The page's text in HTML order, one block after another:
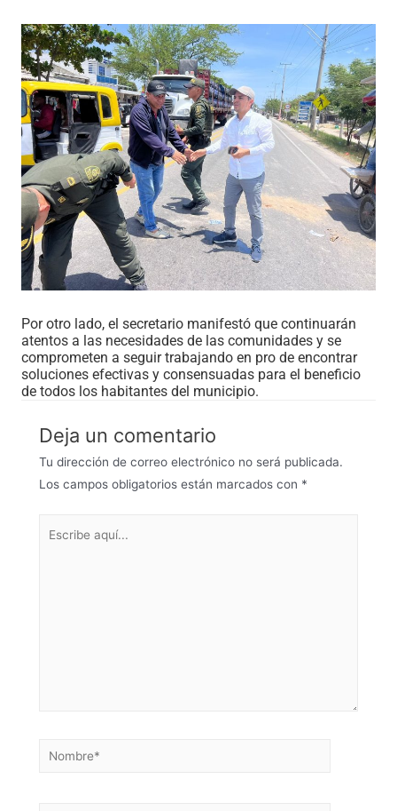
Por otro lado, el secretario manifestó que continuarán
atentos a las necesidades de las comunidades y se
comprometen a seguir trabajando en pro de encontrar
soluciones efectivas y consensuadas para el beneficio
de todos los habitantes del municipio.
Deja un comentario
Tu dirección de correo electrónico no será publicada.
Los campos obligatorios están marcados con *